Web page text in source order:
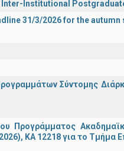
Institutional
31/3/2026 for the autumn
Σύντομης
Προγράμματος
ΚΑ 12218 για το Τμήμα